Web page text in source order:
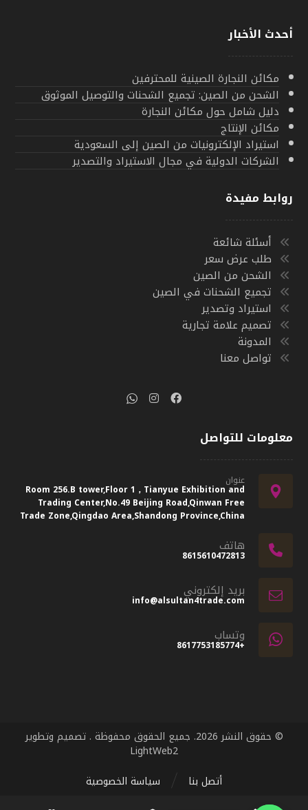
أحدث الأخبار
مكائن النجارة الصينية للمحترفين
الشحن من الصين: تجميع الشحنات والتوصيل الموثوق
دليل شامل حول مكائن النجارة
مكائن الإنتاج
استيراد الإلكترونيات من الصين إلى السعودية
الشركات الدولية في مجال الاستيراد والتصدير
روابط مفيدة
أسئلة شائعة
طلب عرض سعر
الشحن من الصين
تجميع الشحنات في الصين
استيراد وتصدير
تصميم علامة تجارية
المدونة
تواصل معنا
معلومات للتواصل
عنوان
Room 256.B tower,Floor 1，Tianyue Exhibition and
Trading Center,No.49 Beijing Road,Qinwan Free
Trade Zone,Qingdao Area,Shandong Province,China
هاتف
8615610472813
بريد إلكتروني
info@alsultan4trade.com
وتساب
+8617753185774
© حقوق النشر 2026. جميع الحقوق محفوظة . تصميم وتطوير
LightWeb2
سياسة الخصوصية
أتصل بنا